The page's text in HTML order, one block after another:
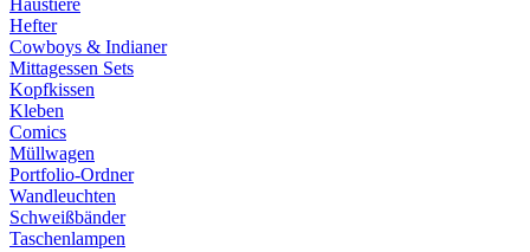
Haustiere
Hefter
Cowboys & Indianer
Mittagessen Sets
Kopfkissen
Kleben
Comics
Müllwagen
Portfolio-Ordner
Wandleuchten
Schweißbänder
Taschenlampen